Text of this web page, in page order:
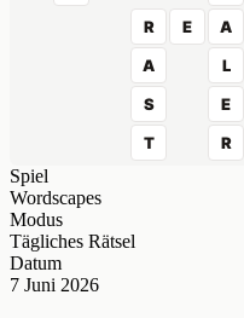
R
E A
A
L
S
E
T
R
Spiel
Wordscapes
Modus
Tägliches Rätsel
Datum
7 Juni 2026